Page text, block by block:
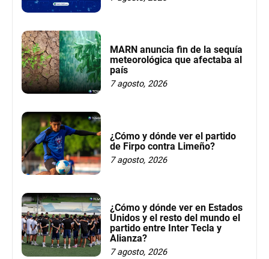
MARN anuncia fin de la sequía
meteorológica que afectaba al
país
7 agosto, 2026
¿Cómo y dónde ver el partido
de Firpo contra Limeño?
7 agosto, 2026
¿Cómo y dónde ver en Estados
Unidos y el resto del mundo el
partido entre Inter Tecla y
Alianza?
7 agosto, 2026